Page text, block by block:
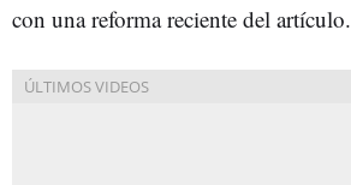
con una reforma reciente del artículo.